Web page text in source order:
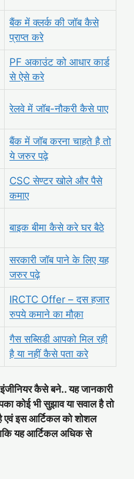
बैंक में क्लर्क की जॉब कैसे
प्राप्त करे
PF अकाउंट को आधार कार्ड
से ऐसे करे
रेलवे में जॉब-नौकरी कैसे पाए
बैंक में जॉब करना चाहते है तो
ये जरुर पढ़े
CSC सेण्टर खोले और पैसे
कमाए
बाइक बीमा कैसे करे घर बैठे
सरकारी जॉब पाने के लिए यह
जरुर पढ़े
IRCTC Offer – दस हजार
रुपये कमाने का मौक़ा
गैस सब्सिडी आपको मिल रही
है या नहीं कैसे पता करे
कैसे बने.. यह जानकारी
कोई भी सुझाव या सवाल है तो
इस आर्टिकल को शोशल
यह आर्टिकल अधिक से